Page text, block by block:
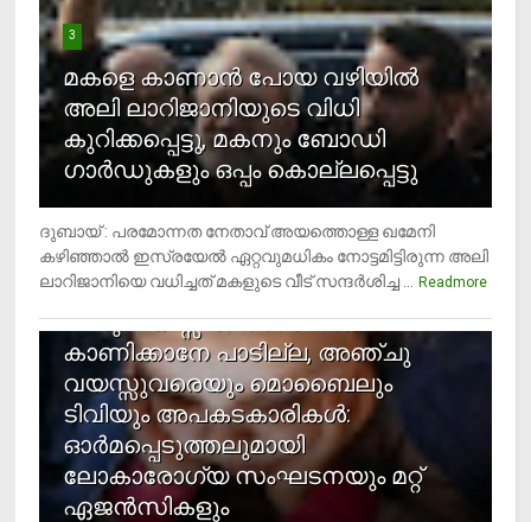
3
മകളെ കാണാന്‍ പോയ വഴിയില്‍
അലി ലാറിജാനിയുടെ വിധി
കുറിക്കപ്പെട്ടു, മകനും ബോഡി
ഗാര്‍ഡുകളും ഒപ്പം കൊല്ലപ്പെട്ടു
ദുബായ് : പരമോന്നത നേതാവ് അയത്തൊള്ള ഖമേനി
കഴിഞ്ഞാല്‍ ഇസ്രയേല്‍ ഏറ്റവുമധികം നോട്ടമിട്ടിരുന്ന അലി
ലാറിജാനിയെ വധിച്ചത് മകളുടെ വീട് സന്ദര്‍ശിച്ച ...
Readmore
4
രണ്ടു വയസ്സില്‍ താഴെ സ്‌ക്രീന്‍
കാണിക്കാനേ പാടില്ല, അഞ്ചു
വയസ്സുവരെയും മൊബൈലും
ടിവിയും അപകടകാരികള്‍:
ഓര്‍മപ്പെടുത്തലുമായി
ലോകാരോഗ്യ സംഘടനയും മറ്റ്
ഏജന്‍സികളും